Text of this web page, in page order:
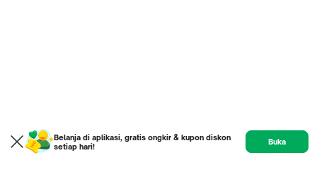
Belanja di aplikasi, gratis ongkir & kupon diskon
setiap hari!
Buka